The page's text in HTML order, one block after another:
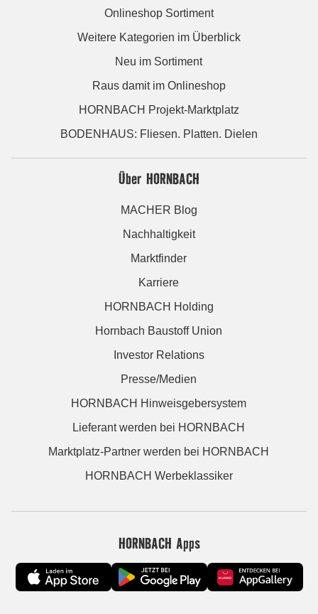
Onlineshop Sortiment
Weitere Kategorien im Überblick
Neu im Sortiment
Raus damit im Onlineshop
HORNBACH Projekt-Marktplatz
BODENHAUS: Fliesen. Platten. Dielen
Über HORNBACH
MACHER Blog
Nachhaltigkeit
Marktfinder
Karriere
HORNBACH Holding
Hornbach Baustoff Union
Investor Relations
Presse/Medien
HORNBACH Hinweisgebersystem
Lieferant werden bei HORNBACH
Marktplatz-Partner werden bei HORNBACH
HORNBACH Werbeklassiker
HORNBACH Apps